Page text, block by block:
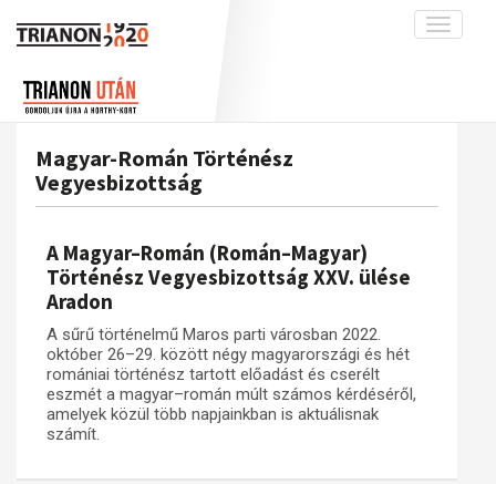
Toggle
interpretációk
Az összeomlás és a magyar társadalom
Utókor és emlékezet
Munkatársaink
Blog
Krónika
Galéria
Adatbázis
Menekültek
Publikációk
Kapcsolat
Trianon-kommentár
Magyar-Román Történész
Vegyesbizottság
A Magyar–Román (Román–Magyar)
Történész Vegyesbizottság XXV. ülése
Aradon
A sűrű történelmű Maros parti városban 2022.
október 26–29. között négy magyarországi és hét
romániai történész tartott előadást és cserélt
eszmét a magyar–román múlt számos kérdéséről,
amelyek közül több napjainkban is aktuálisnak
számít.